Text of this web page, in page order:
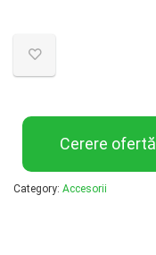
Cerere ofertă
Category: Accesorii